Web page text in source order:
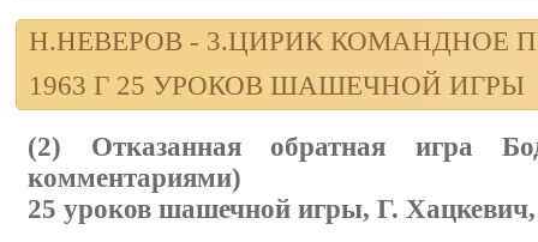
Н.НЕВЕРОВ - 3.ЦИРИК КОМАНДНОЕ
1963 Г 25 УРОКОВ ШАШЕЧНОЙ ИГРЫ
(2) Отказанная обратная игра
комментариями)
25 уроков шашечной игры, Г.